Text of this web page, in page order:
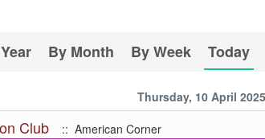
By Month By Week Today
Thursday, 10 April 2025
Club
:: American Corner